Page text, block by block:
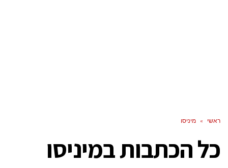
ראשי » מיניסו
כל הכתבות במיניסו